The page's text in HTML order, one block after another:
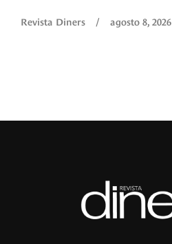
Revista Diners / agosto 8, 2026